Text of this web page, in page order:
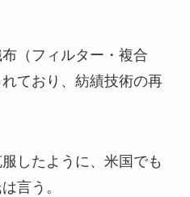
（フィルター・複合
ており、紡績技術の再
したように、米国でも
言う。